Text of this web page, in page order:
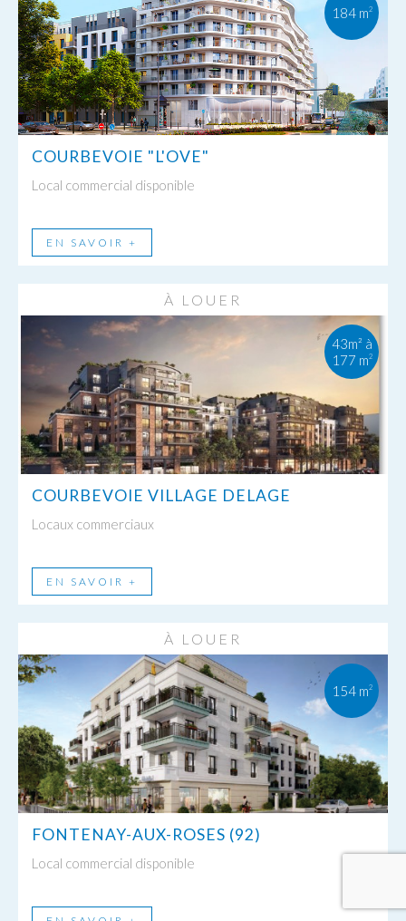
184 m2
COURBEVOIE "L'OVE"
Local commercial disponible
EN SAVOIR +
À LOUER
43m² à
177 m2
COURBEVOIE VILLAGE DELAGE
Locaux commerciaux
EN SAVOIR +
À LOUER
154 m2
FONTENAY-AUX-ROSES (92)
Local commercial disponible